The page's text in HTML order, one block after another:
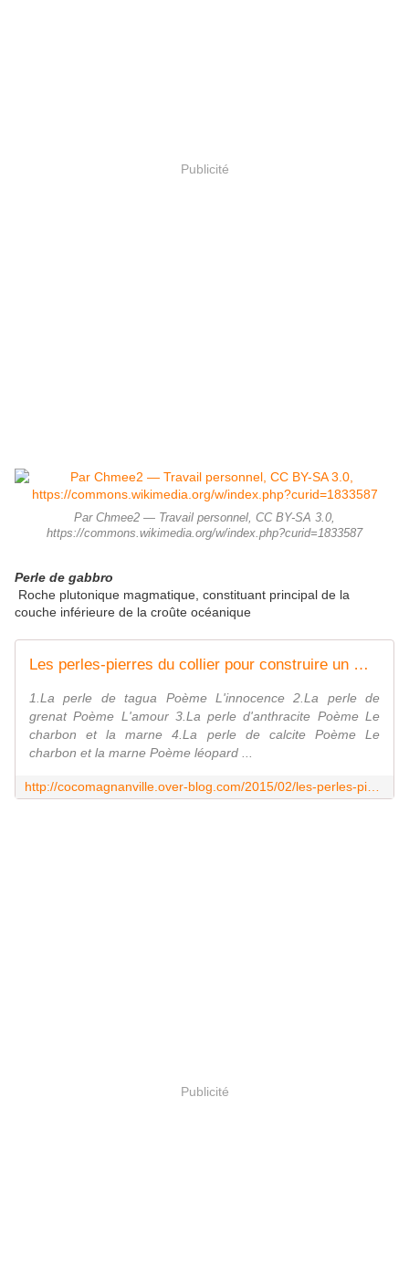
Publicité
Par Chmee2 — Travail personnel, CC BY-SA 3.0,
https://commons.wikimedia.org/w/index.php?curid=1833587
Perle de gabbro
Roche plutonique magmatique, constituant principal de la
couche inférieure de la croûte océanique
Les perles-pierres du collier pour construire un monde meilleur - coco Magnanville
1.La perle de tagua Poème L'innocence 2.La perle de
grenat Poème L'amour 3.La perle d'anthracite Poème Le
charbon et la marne 4.La perle de calcite Poème Le
charbon et la marne Poème léopard ...
Publicité